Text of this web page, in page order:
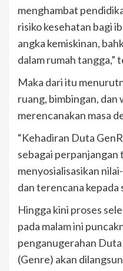
menghambat
risiko kesehatan bagi
angka kemiskinan,
dalam rumah tangga,”
Maka dari itu
ruang, bimbingan, dan
merencanakan masa
“Kehadiran Duta
sebagai
menyosialisasikan
dan terencana kepada
Hingga kini proses
pada malam ini
penganugerahan
(Genre) akan